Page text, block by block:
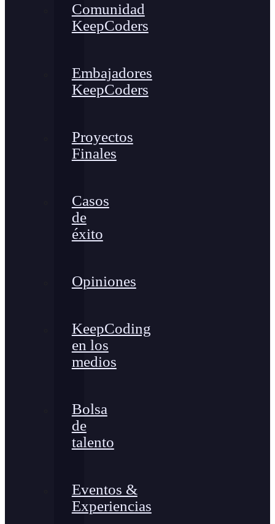
Comunidad
KeepCoders
Embajadores
KeepCoders
Proyectos
Finales
Casos
de
éxito
Opiniones
KeepCoding
en los
medios
Bolsa
de
talento
Eventos &
Experiencias